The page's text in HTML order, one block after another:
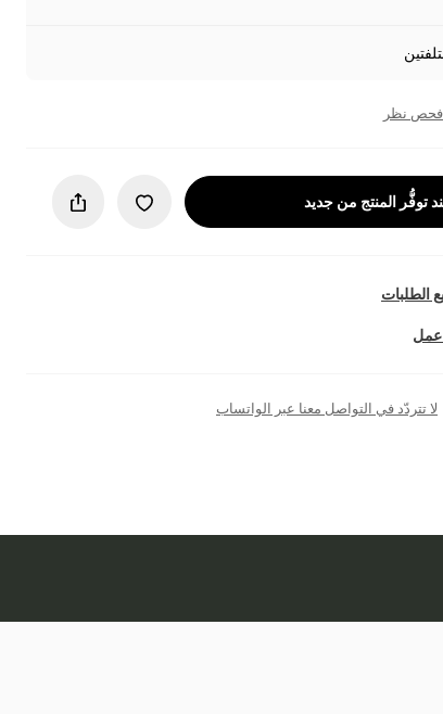
نظر
توفُّر المنتج من جديد
الطلبات
لا تتردّد في التواصل معنا عبر الواتساب